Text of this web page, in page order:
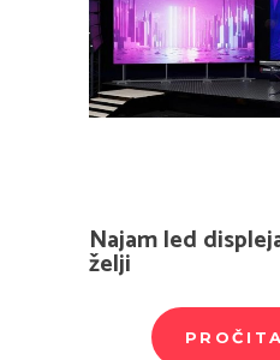
Najam led
želji